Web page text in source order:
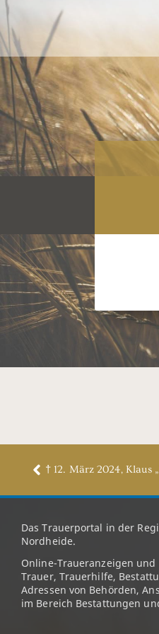
† 12. März 2024, Klaus
Das Trauerportal in der
Nordheide.
Online-Traueranzeigen
Trauer, Trauerhilfe,
Adressen von Behörden,
im Bereich Bestattungen